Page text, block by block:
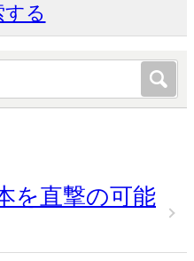
する
を直撃の可能